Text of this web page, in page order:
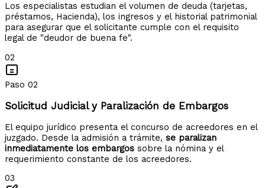
Los especialistas estudian el volumen de deuda (tarjetas,
préstamos, Hacienda), los ingresos y el historial patrimonial
para asegurar que el solicitante cumple con el requisito
legal de "deudor de buena fe".
02
Paso 02
Solicitud Judicial y Paralización de Embargos
El equipo jurídico presenta el concurso de acreedores en el
juzgado. Desde la admisión a trámite, se paralizan
inmediatamente los embargos sobre la nómina y el
requerimiento constante de los acreedores.
03